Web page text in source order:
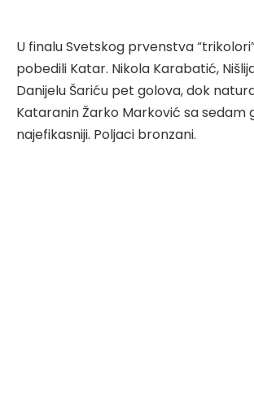
U finalu Svetskog prvenstva
pobedili Katar. Nikola Karabatić,
Danijelu Šariću pet golova, dok
Kataranin Žarko Marković sa sedam
najefikasniji. Poljaci bronzani.